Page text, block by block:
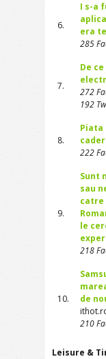
6.
I s-a
era
285
7.
De
272
192
8.
Piata
222
9.
Sunt
sau
catre
le
218
10.
de
210
Leisure &